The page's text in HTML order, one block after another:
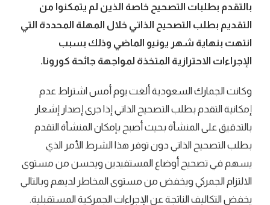
بالتقدم بطلبات التصحيح خاصة الذين لم يتمكنوا من
التقديم بطلب التصحيح الذاتي خلال المهلة المحددة التي
انتهت بنهاية شهر يونيو الماضي وذلك بسبب
الإجراءات الاحترازية المتخذة لمواجهة جائحة كورونا.
وكانت الجمارك السعودية ألغت يوم أمس اشتراط عدم
إمكانية التقدم بطلب التصحيح الذاتي إذا جرى إصدار إشعار
بالتدقيق على المنشأة بحيث أصبح بإمكان المنشأة التقدم
بطلب التصحيح الذاتي دون توفر هذا الشرط الأمر الذي
يسهم في تصحيح أوضاع المستفيدين ويحسن من مستوى
الالتزام الجمركي ويخفض من مستوى المخاطر لديهم وبالتالي
يخفض التكاليف الناتجة عن الإجراءات الجمركية المستقبلية.